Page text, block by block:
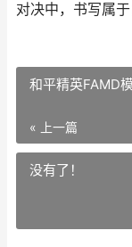
对决中，书写属于
和平精英FAMD
« 上一篇
没有了！